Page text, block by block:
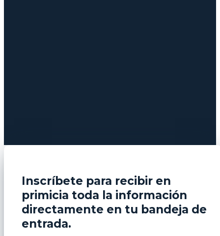
Inscríbete para recibir en
primicia toda la información
directamente en tu bandeja de
entrada.